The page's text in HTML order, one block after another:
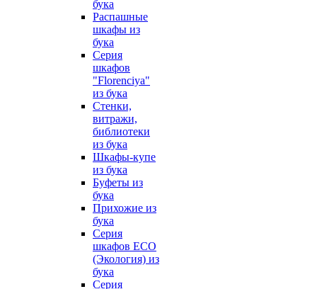
бука
Распашные
шкафы из
бука
Серия
шкафов
"Florenciya"
из бука
Стенки,
витражи,
библиотеки
из бука
Шкафы-купе
из бука
Буфеты из
бука
Прихожие из
бука
Серия
шкафов ECO
(Экология) из
бука
Серия